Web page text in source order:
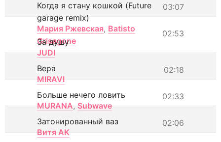
03:07
Когда я стану кошкой (Future
garage remix)
Мария Ржевская, Batisto
Grisagone
02:53
За душу
JUDI
02:18
Вера
MIRAVI
02:33
Больше нечего ловить
MURANA, Subwave
02:06
Затонированный ваз
Витя АК